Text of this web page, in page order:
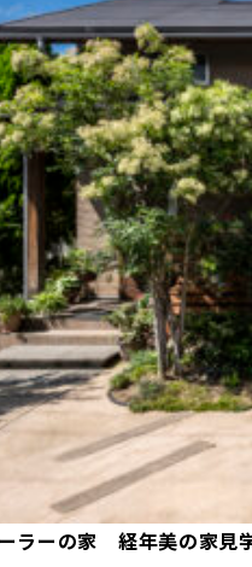
ーラーの家 経年美の家見